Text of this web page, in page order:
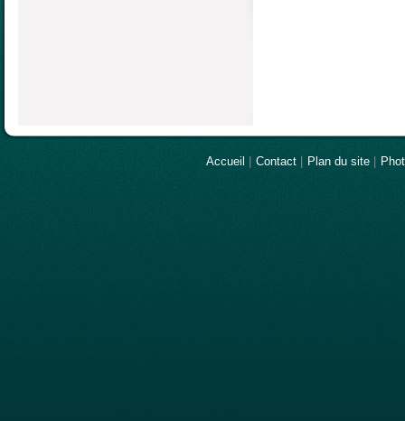
Accueil Contact Plan du site